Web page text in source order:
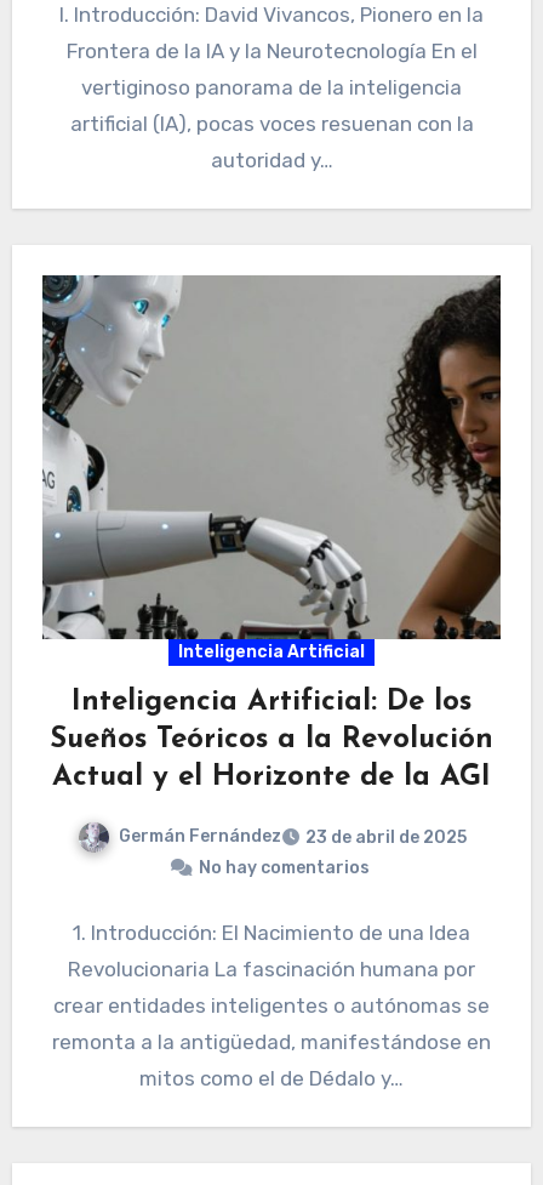
I. Introducción: David Vivancos, Pionero en la
Frontera de la IA y la Neurotecnología En el
vertiginoso panorama de la inteligencia
artificial (IA), pocas voces resuenan con la
autoridad y…
Inteligencia Artificial
Inteligencia Artificial: De los
Sueños Teóricos a la Revolución
Actual y el Horizonte de la AGI
Germán Fernández
23 de abril de 2025
No hay comentarios
1. Introducción: El Nacimiento de una Idea
Revolucionaria La fascinación humana por
crear entidades inteligentes o autónomas se
remonta a la antigüedad, manifestándose en
mitos como el de Dédalo y…